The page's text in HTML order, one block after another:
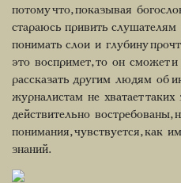
потому что, показывая
стараюсь привить
понимать слои и глубину
это воспримет, то он сможет
рассказать другим людям об
журналистам не хватает
действительно востребованы,
понимания, чувствуется, как
знаний.